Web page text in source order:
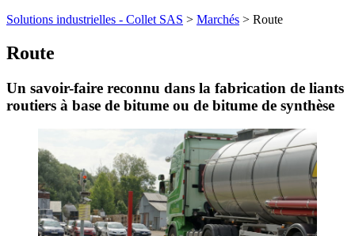
Solutions industrielles - Collet SAS > Marchés > Route
Route
Un savoir-faire reconnu dans la fabrication de liants
routiers à base de bitume ou de bitume de synthèse